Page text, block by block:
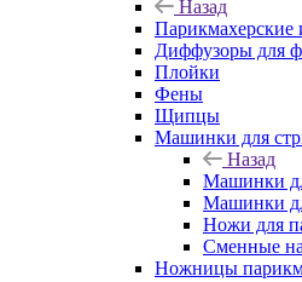
Назад
Парикмахерские
Диффузоры для
Плойки
Фены
Щипцы
Машинки для
Назад
Машинки
Машинки
Ножи для
Сменные
Ножницы